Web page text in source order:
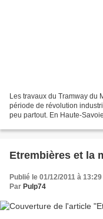
Les travaux du Tramway du
période de révolution
peu partout. En Haute-
Etrembières et la
Publié le 01/12/2011 à 13:29
Par Pulp74